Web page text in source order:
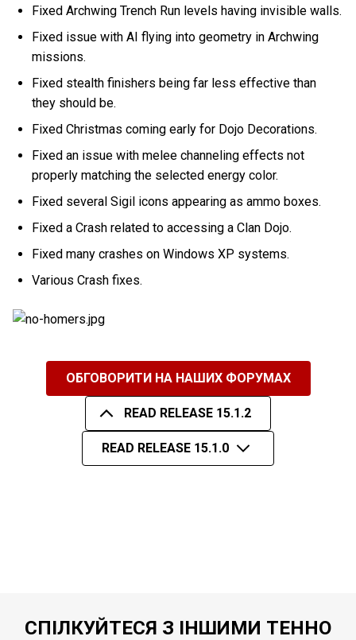
Fixed Archwing Trench Run levels having invisible walls.
Fixed issue with AI flying into geometry in Archwing
missions.
Fixed stealth finishers being far less effective than
they should be.
Fixed Christmas coming early for Dojo Decorations.
Fixed an issue with melee channeling effects not
properly matching the selected energy color.
Fixed several Sigil icons appearing as ammo boxes.
Fixed a Crash related to accessing a Clan Dojo.
Fixed many crashes on Windows XP systems.
Various Crash fixes.
ОБГОВОРИТИ НА НАШИХ ФОРУМАХ
READ RELEASE 15.1.2
READ RELEASE 15.1.0
СПІЛКУЙТЕСЯ З ІНШИМИ ТЕННО